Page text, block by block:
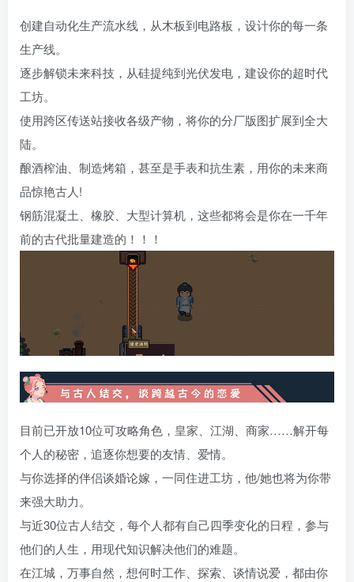
创建自动化生产流水线，从木板到电路板，设计你的每一条
生产线。
逐步解锁未来科技，从硅提纯到光伏发电，建设你的超时代
工坊。
使用跨区传送站接收各级产物，将你的分厂版图扩展到全大
陆。
酿酒榨油、制造烤箱，甚至是手表和抗生素，用你的未来商
品惊艳古人!
钢筋混凝土、橡胶、大型计算机，这些都将会是你在一千年
前的古代批量建造的！！！
目前已开放10位可攻略角色，皇家、江湖、商家……解开每
个人的秘密，追逐你想要的友情、爱情。
与你选择的伴侣谈婚论嫁，一同住进工坊，他/她也将为你带
来强大助力。
与近30位古人结交，每个人都有自己四季变化的日程，参与
他们的人生，用现代知识解决他们的难题。
在江城，万事自然，想何时工作、探索、谈情说爱，都由你